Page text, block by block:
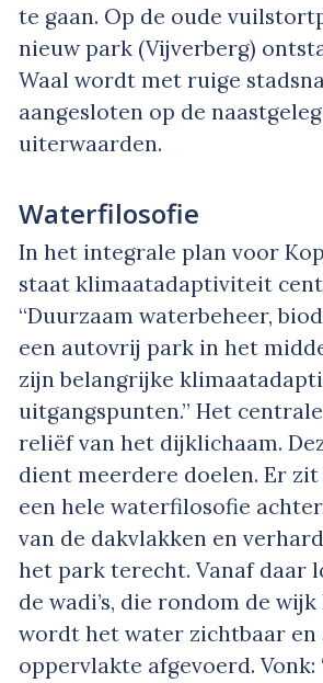
te gaan. Op de oude
nieuw park (Vijverberg)
Waal wordt met ruige
aangesloten op de
uiterwaarden.
Waterfilosofie
In het integrale plan voor
staat klimaatadaptiviteit
“Duurzaam waterbeheer,
een autovrij park in het
zijn belangrijke
uitgangspunten.” Het
reliëf van het dijklichaam.
dient meerdere doelen. Er
een hele waterfilosofie
van de dakvlakken en
het park terecht. Vanaf daar
de wadi’s, die rondom de wijk
wordt het water zichtbaar en
oppervlakte afgevoerd. Vonk: